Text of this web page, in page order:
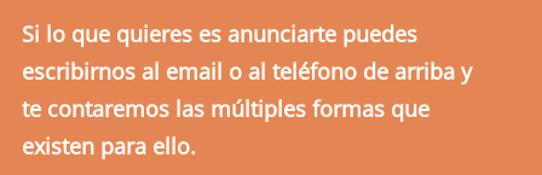
Si lo que quieres es anunciarte puedes
escribirnos al email o al teléfono de arriba y
te contaremos las múltiples formas que
existen para ello.